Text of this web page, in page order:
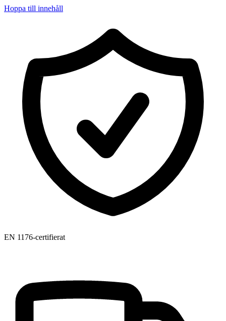
Hoppa till innehåll
EN 1176-certifierat